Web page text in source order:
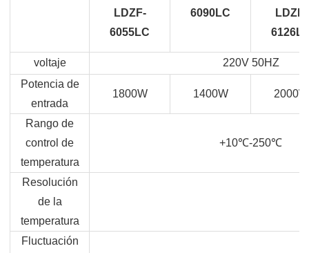
LDZF-
6055LC
6090LC
LDZF-
voltaje
220V 50HZ
Potencia de
entrada
1800W 1400W 2000W
Rango de
control de
temperatura
+10℃-250℃
Resolución
de la
temperatura
Fluctuación